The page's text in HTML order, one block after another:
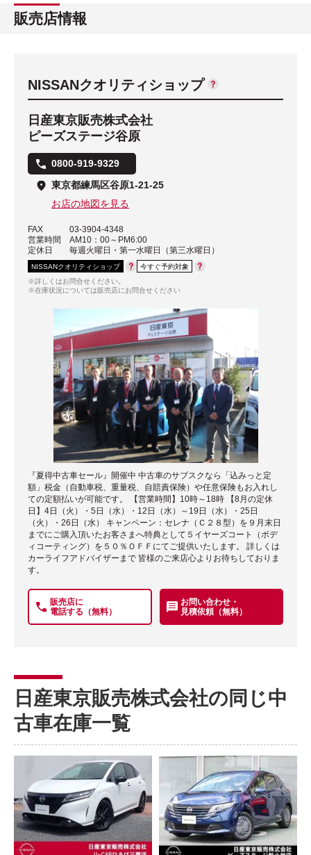
販売店情報
NISSANクオリティショップ
日産東京販売株式会社
ピーズステージ谷原
0800-919-9329
東京都練馬区谷原1-21-25
お店の地図を見る
FAX
03-3904-4348
営業時間
AM10：00～PM6:00
定休日
毎週火曜日・第一水曜日（第三水曜日）
NISSANクオリティショップ
今すぐ予約対象
※詳しくはお問合せください。
※在庫状況については販売店にお問合せください
『夏得中古車セール』開催中 中古車のサブスクなら「込みっと定
額」税金（自動車税、重量税、自賠責保険）や任意保険もお入れし
ての定額払いが可能です。 【営業時間】10時～18時 【8月の定休
日】4日（火）・5日（水）・12日（水）～19日（水）・25日
（火）・26日（水） キャンペーン：セレナ（Ｃ２８型）を９月末日
までにご購入頂いたお客さまへ特典として５イヤーズコート（ボデ
ィコーティング）を５０％ＯＦＦにてご提供いたします。 詳しくは
カーライフアドバイザーまで 皆様のご来店心よりお待ちしておりま
す。
販売店に
電話する（無料）
お問い合わせ・
見積依頼（無料）
日産東京販売株式会社の同じ中
古車在庫一覧